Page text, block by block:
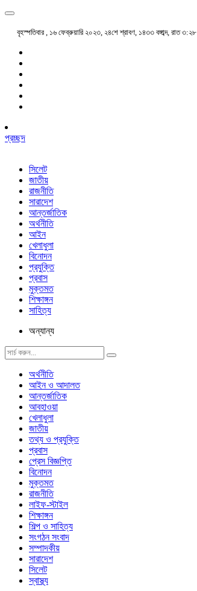
বৃহস্পতিবার , ১৬ ফেব্রুয়ারি ২০২৩, ২৪শে শ্রাবণ, ১৪৩৩ বঙ্গাব্দ, রাত ৩:২৮
প্রচ্ছদ
সিলেট
জাতীয়
রাজনীতি
সারাদেশ
আন্তর্জাতিক
অর্থনীতি
আইন
খেলাধুলা
বিনোদন
প্রযুক্তি
প্রবাস
মুক্তমত
শিক্ষাঙ্গন
সাহিত্য
অন্যান্য
অর্থনীতি
আইন ও আদালত
আন্তর্জাতিক
আবহাওয়া
খেলাধুলা
জাতীয়
তথ্য ও প্রযুক্তি
প্রবাস
প্রেস বিজ্ঞপ্তি
বিনোদন
মুক্তমত
রাজনীতি
লাইফ-স্টাইল
শিক্ষাঙ্গন
শিল্প ও সাহিত্য
সংগঠন সংবাদ
সম্পাদকীয়
সারাদেশ
সিলেট
স্বাস্থ্য